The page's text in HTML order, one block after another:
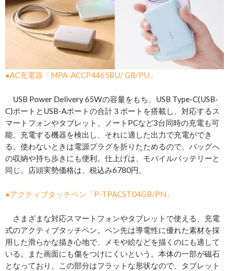
●AC充電器「MPA-ACCP4465BU/ GB/PU」
USB Power Delivery 65Wの容量をもち、USB Type-C(USB-
C)ポートとUSB-Aポートの合計３ポートを搭載し、対応するス
マートフォンやタブレット、ノートPCなど3台同時の充電も可
能。充電する機器を検出し、それに適した出力で充電ができ
る。使わないときは電源プラグを折りたためるので、バッグへ
の収納や持ち歩きにも便利。仕上げは、モバイルバッテリーと
同じ。店頭実勢価格は、税込み6780円。
●アクティブタッチペン「P-TPACST04GB/PN」
さまざまな対応スマートフォンやタブレットで使える、充電
式のアクティブタッチペン。ペン先は導電性に優れた素材を採
用した滑らかな描き心地で、メモや絵などを描くのにも適して
いる。また画面にも傷をつけにくいという。本体の一部が磁石
となっており、この部分はフラットな形状なので、タブレット